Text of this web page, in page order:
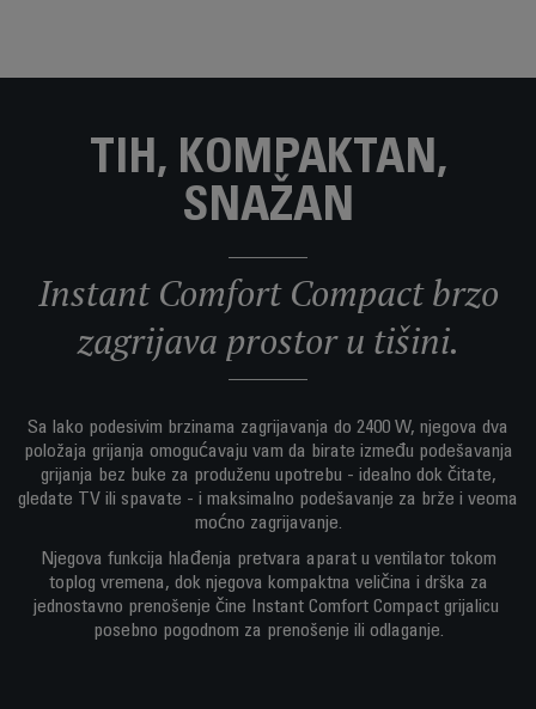
TIH, KOMPAKTAN,
SNAŽAN
Instant Comfort Compact brzo
zagrijava prostor u tišini.
Sa lako podesivim brzinama zagrijavanja do 2400 W, njegova dva
položaja grijanja omogućavaju vam da birate između podešavanja
grijanja bez buke za produženu upotrebu - idealno dok čitate,
gledate TV ili spavate - i maksimalno podešavanje za brže i veoma
moćno zagrijavanje.
Njegova funkcija hlađenja pretvara aparat u ventilator tokom
toplog vremena, dok njegova kompaktna veličina i drška za
jednostavno prenošenje čine Instant Comfort Compact grijalicu
posebno pogodnom za prenošenje ili odlaganje.